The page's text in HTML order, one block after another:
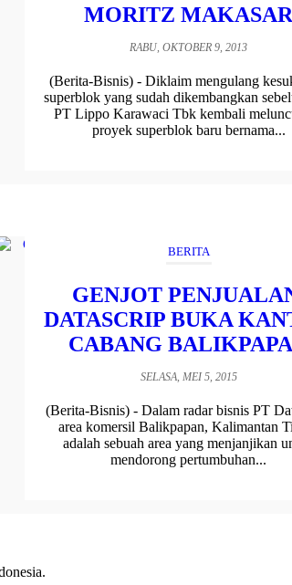
MORITZ MAKASAR
RABU, OKTOBER 9, 2013
(Berita-Bisnis) - Diklaim mengulang
superblok yang sudah dikembangkan
PT Lippo Karawaci Tbk kembali
proyek superblok baru bernama...
BERITA
GENJOT
DATASCRIP BUKA
CABANG
SELASA, MEI 5, 2015
(Berita-Bisnis) - Dalam radar bisnis PT
area komersil Balikpapan, Kalimantan
adalah sebuah area yang menjanjikan
mendorong pertumbuhan...